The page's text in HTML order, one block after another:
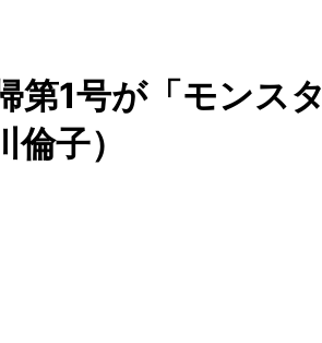
第1号が「モンスタ
子）